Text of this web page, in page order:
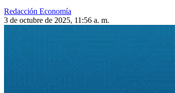
Redacción Economía
3 de octubre de 2025, 11:56 a. m.